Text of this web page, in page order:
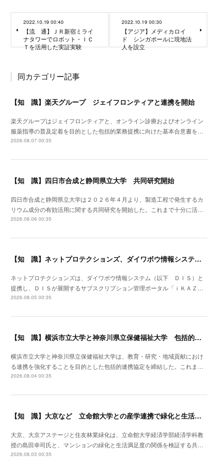
2022.10.19 00:40
【流 通】ＪＲ新宿ミライ
ナタワーでロボット・ＩＣ
Ｔを活用した実証実験
2022.10.19 00:30
【アジア】メディカロイ
ド シンガポールに現地法
人を設立
同カテゴリー記事
【知 識】楽天グループ ジェイフロンティアと連携を開始
楽天グループはジェイフロンティアと、オンライン診療およびオンライン
服薬指導の普及定着を目的とした包括的業務提携に向けた基本合意書を…
2026.08.07 00:35
【知 識】四日市合成と静岡県立大学 共同研究開始
四日市合成と静岡県立大学は２０２６年４月より、製造工程で発生するカ
リウム成分の有効活用に関する共同研究を開始した。これまで十分に活…
2026.08.06 00:35
【知 識】ネットプロテクションズ、ダイワボウ情報システムと提携開始
ネットプロテクションズは、ダイワボウ情報システム（以下 ＤＩＳ）と
提携し、ＤＩＳが展開するサブスクリプション管理ポータル「ｉＫＡＺ…
2026.08.05 00:35
【知 識】横浜市立大学と神奈川県立保健福祉大学 包括的連携協定を締結
横浜市立大学と神奈川県立保健福祉大学は、教育・研究・地域貢献におけ
る連携を強化することを目的とした包括的連携協定を締結した。これま…
2026.08.04 00:35
【知 識】大京など 立命館大学との産学連携で緑化と生活満足度の関係を可視化
大京、大京アステージと住友林業緑化は、立命館大学経済学部経済学科教
授の島田幸司氏と、マンションの緑化と生活満足度の関係を検証する共…
2026.08.03 00:35